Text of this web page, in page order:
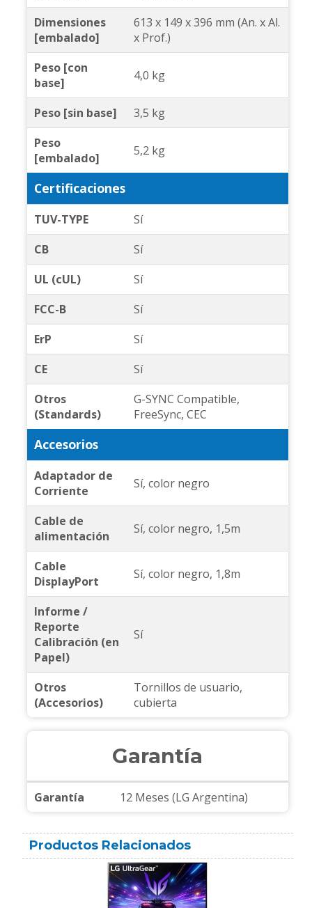
Dimensiones
[embalado]
613 x 149 x 396 mm (An. x Al.
x Prof.)
Peso [con
base]
4,0 kg
Peso [sin base]
3,5 kg
Peso
[embalado]
5,2 kg
Certificaciones
TUV-TYPE
Sí
CB
Sí
UL (cUL)
Sí
FCC-B
Sí
ErP
Sí
CE
Sí
Otros
(Standards)
G-SYNC Compatible,
FreeSync, CEC
Accesorios
Adaptador de
Corriente
Sí, color negro
Cable de
alimentación
Sí, color negro, 1,5m
Cable
DisplayPort
Sí, color negro, 1,8m
Informe /
Reporte
Calibración (en
Papel)
Sí
Otros
(Accesorios)
Tornillos de usuario,
cubierta
Garantía
Garantía 12 Meses (LG Argentina)
Productos Relacionados